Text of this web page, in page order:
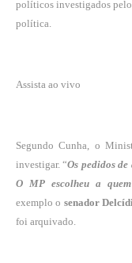
políticos investigados
política.
Assista ao vivo
Segundo Cunha, o
investigar. “Os pedidos
O MP escolheu a
exemplo o senador
foi arquivado.